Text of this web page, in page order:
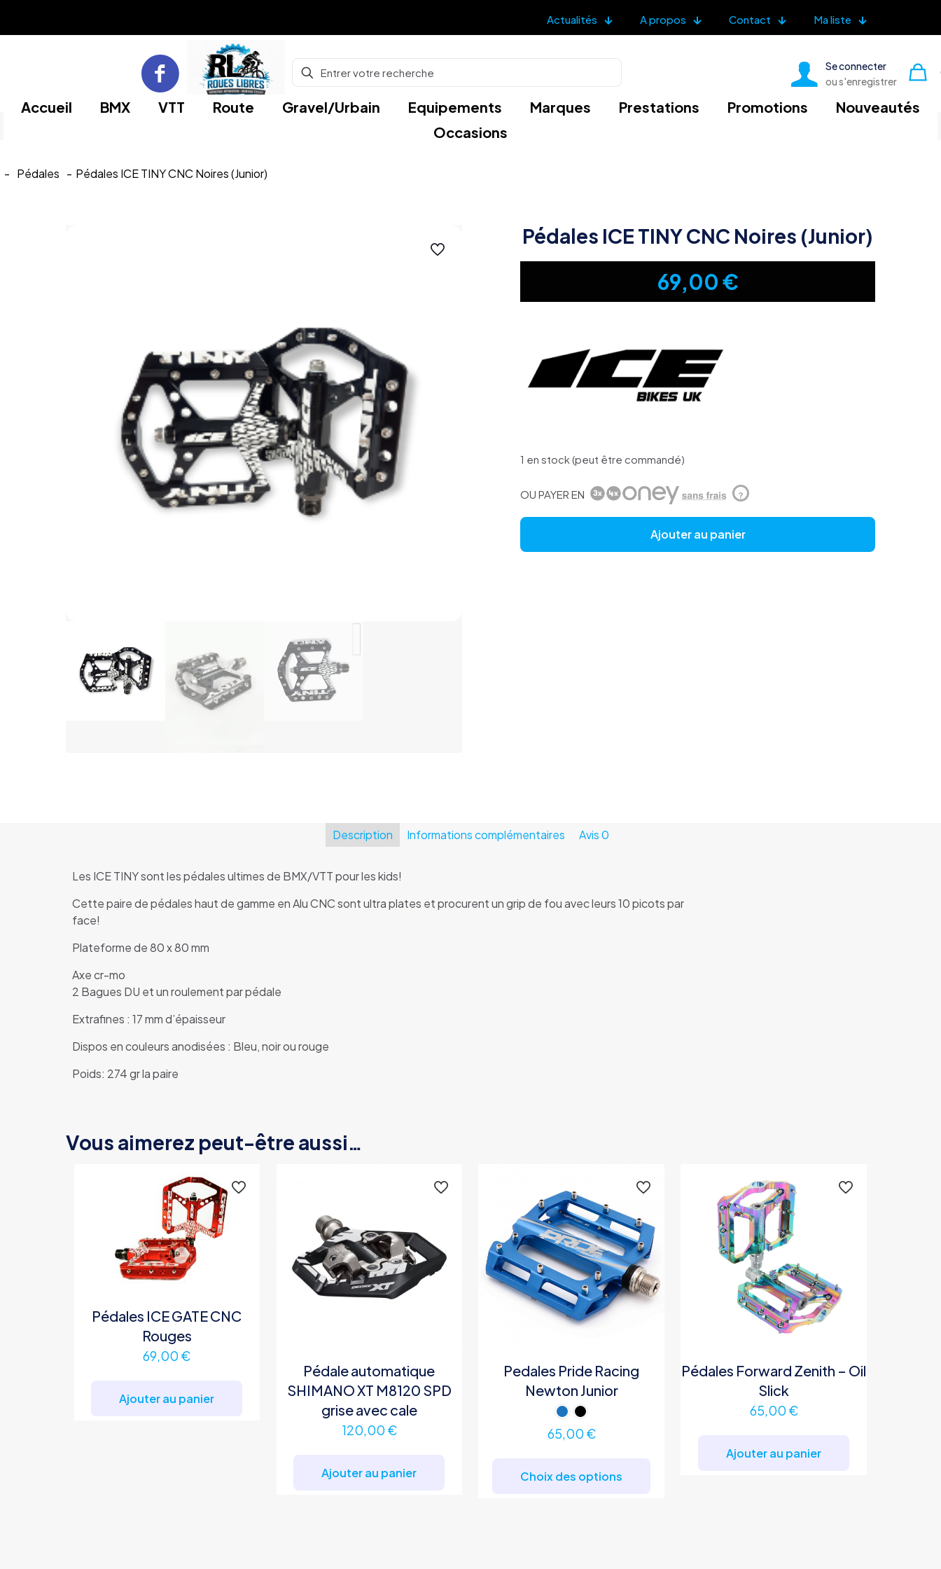
Actualités A propos Contact Ma liste
Se connecter
ou s'enregistrer
Accueil BMX VTT Route Gravel/Urbain Equipements Marques Prestations Promotions
Nouveautés
Occasions
- Pédales - Pédales ICE TINY CNC Noires (Junior)
Pédales ICE TINY CNC Noires (Junior)
69,00€
1 en stock (peut être commandé)
OU PAYER EN ?
Ajouter au panier
Description Informations complémentaires Avis0
Les ICE TINY sont les pédales ultimes de BMX/VTT pour les kids!
Cette paire de pédales haut de gamme en Alu CNC sont ultra plates et procurent un grip de fou avec leurs 10 picots par
face!
Plateforme de 80 x 80 mm
Axe cr-mo
2 Bagues DU et un roulement par pédale
Extrafines : 17 mm d’épaisseur
Dispos en couleurs anodisées : Bleu, noir ou rouge
Poids: 274 gr la paire
Vous aimerez peut-être aussi…
Pédales ICE GATE CNC
Rouges
69,00 €
Ajouter au panier
Pédale automatique
SHIMANO XT M8120 SPD
grise avec cale
120,00 €
Ajouter au panier
Pedales Pride Racing
Newton Junior
65,00 €
Choix des options
Pédales Forward Zenith – Oil
Slick
65,00 €
Ajouter au panier